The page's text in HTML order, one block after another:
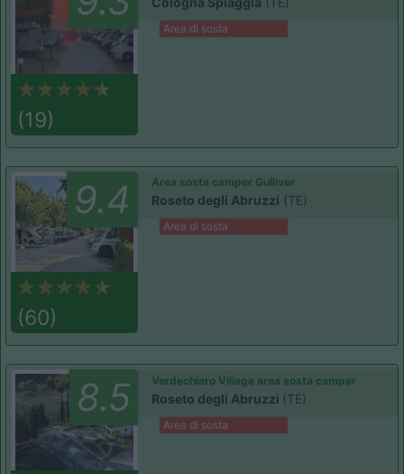
(19)
Area di sosta
9.4
(60)
Area sosta camper Gulliver
Roseto degli Abruzzi (TE)
Area di sosta
8.5 Verdechiaro Village area sosta camper
Roseto degli Abruzzi (TE)
Area di sosta